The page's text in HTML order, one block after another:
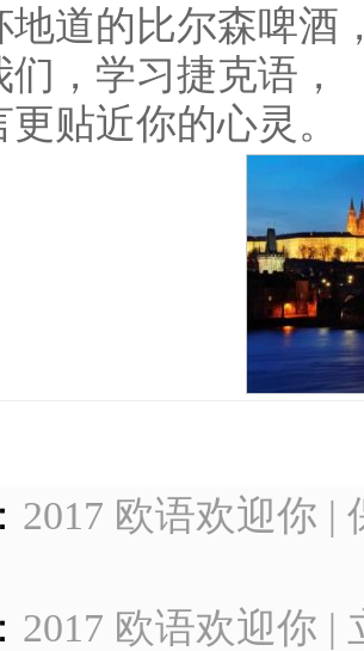
地道的比尔森啤
们，学习捷克语，
贴近你的心灵。
2017 欧语欢迎你 |
2017 欧语欢迎你 |